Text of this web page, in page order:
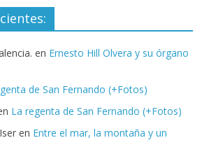
en Ernesto Hill Olvera y su órgano
de San Fernando (+Fotos)
La regenta de San Fernando (+Fotos)
en Entre el mar, la montaña y un